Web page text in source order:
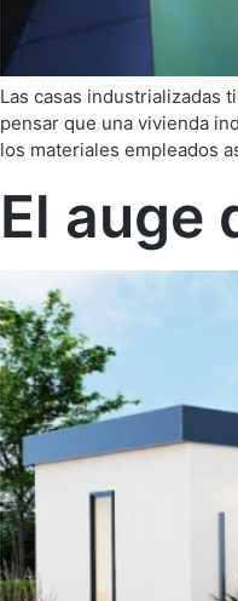
Las casas industrializadas
pensar que una vivienda
los materiales empleados
El auge